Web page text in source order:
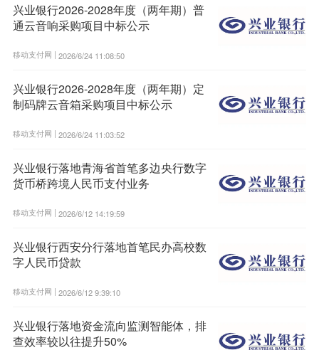
兴业银行2026-2028年度（两年期）普
通云音响采购项目中标公示
移动支付网 | 2026/6/24 11:08:50
兴业银行2026-2028年度（两年期）定
制码牌云音箱采购项目中标公示
移动支付网 | 2026/6/24 11:03:52
兴业银行落地青海省首笔多边央行数字
货币桥跨境人民币支付业务
移动支付网 | 2026/6/12 14:19:59
兴业银行西安分行落地首笔民办高校数
字人民币贷款
移动支付网 | 2026/6/12 9:39:10
兴业银行落地资金流向监测智能体，排
查效率较以往提升50%